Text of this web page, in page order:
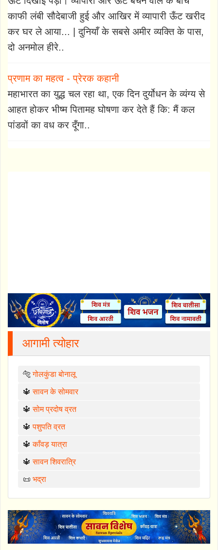
काफी लंबी सौदेबाजी हुई और आखिर में व्यापारी ऊँट खरीद
कर घर ले आया... | दुनियाँ के सबसे अमीर व्यक्ति के पास,
दो अनमोल हीरे..
प्रणाम का महत्व - प्रेरक कहानी
महाभारत का युद्ध चल रहा था, एक दिन दुर्योधन के व्यंग्य से
आहत होकर भीष्म पितामह घोषणा कर देते हैं कि: मैं कल
पांडवों का वध कर दूँगा..
आगामी त्योहार
🐅गोलकुंडा बोनालू
🔱सावन के सोमवार
🔱सोम प्रदोष व्रत
🔱पशुपति व्रत
🔱काँवड़ यात्रा
🔱सावन शिवरात्रि
📜 भद्रा